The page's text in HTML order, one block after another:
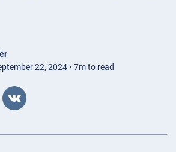
22, 2024 • 7m to read